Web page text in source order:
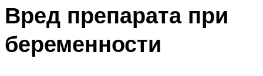
Вред препарата при
беременности